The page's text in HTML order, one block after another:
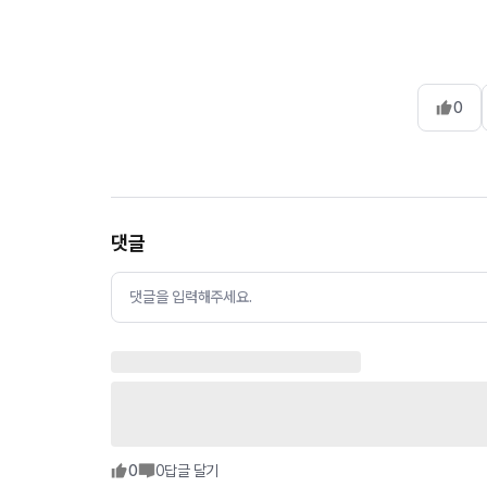
0
댓글
댓글을 입력해주세요.
0 0답글 달기